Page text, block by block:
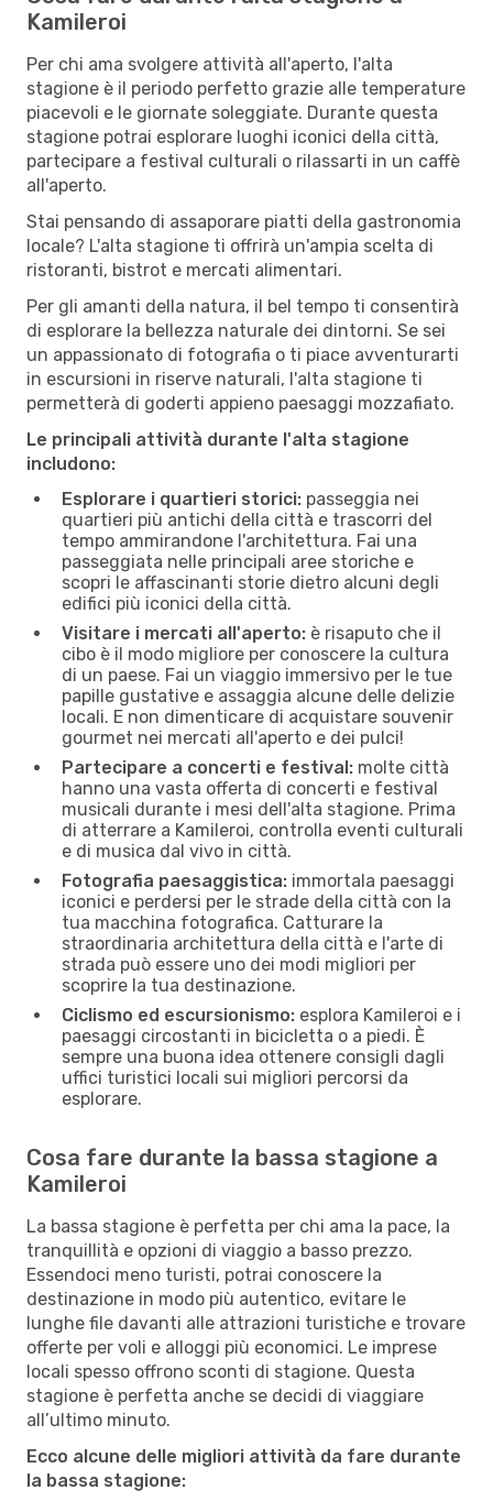
Kamileroi
Per chi ama svolgere attività all'aperto, l'alta
stagione è il periodo perfetto grazie alle temperature
piacevoli e le giornate soleggiate. Durante questa
stagione potrai esplorare luoghi iconici della città,
partecipare a festival culturali o rilassarti in un caffè
all'aperto.
Stai pensando di assaporare piatti della gastronomia
locale? L'alta stagione ti offrirà un'ampia scelta di
ristoranti, bistrot e mercati alimentari.
Per gli amanti della natura, il bel tempo ti consentirà
di esplorare la bellezza naturale dei dintorni. Se sei
un appassionato di fotografia o ti piace avventurarti
in escursioni in riserve naturali, l'alta stagione ti
permetterà di goderti appieno paesaggi mozzafiato.
Le principali attività durante l'alta stagione
includono:
Esplorare i quartieri storici: passeggia nei
quartieri più antichi della città e trascorri del
tempo ammirandone l'architettura. Fai una
passeggiata nelle principali aree storiche e
scopri le affascinanti storie dietro alcuni degli
edifici più iconici della città.
Visitare i mercati all'aperto: è risaputo che il
cibo è il modo migliore per conoscere la cultura
di un paese. Fai un viaggio immersivo per le tue
papille gustative e assaggia alcune delle delizie
locali. E non dimenticare di acquistare souvenir
gourmet nei mercati all'aperto e dei pulci!
Partecipare a concerti e festival: molte città
hanno una vasta offerta di concerti e festival
musicali durante i mesi dell'alta stagione. Prima
di atterrare a Kamileroi, controlla eventi culturali
e di musica dal vivo in città.
Fotografia paesaggistica: immortala paesaggi
iconici e perdersi per le strade della città con la
tua macchina fotografica. Catturare la
straordinaria architettura della città e l'arte di
strada può essere uno dei modi migliori per
scoprire la tua destinazione.
Ciclismo ed escursionismo: esplora Kamileroi e i
paesaggi circostanti in bicicletta o a piedi. È
sempre una buona idea ottenere consigli dagli
uffici turistici locali sui migliori percorsi da
esplorare.
Cosa fare durante la bassa stagione a
Kamileroi
La bassa stagione è perfetta per chi ama la pace, la
tranquillità e opzioni di viaggio a basso prezzo.
Essendoci meno turisti, potrai conoscere la
destinazione in modo più autentico, evitare le
lunghe file davanti alle attrazioni turistiche e trovare
offerte per voli e alloggi più economici. Le imprese
locali spesso offrono sconti di stagione. Questa
stagione è perfetta anche se decidi di viaggiare
all’ultimo minuto.
Ecco alcune delle migliori attività da fare durante
la bassa stagione: